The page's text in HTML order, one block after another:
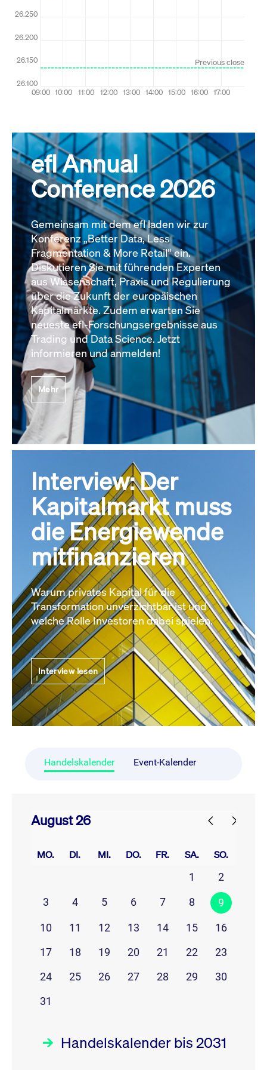
efl Annual
Conference 2026
Gemeinsam mit dem efl laden wir zur
Konferenz „Better Data, Less
Fragmentation & More Retail“ ein.
Diskutieren Sie mit führenden Experten
aus Wissenschaft, Praxis und Regulierung
über die Zukunft der europäischen
Kapitalmärkte. Zudem erwarten Sie
neueste efl-Forschungsergebnisse aus
Trading und Data Science. Jetzt
informieren und anmelden!
Mehr
Interview: Der
Kapitalmarkt muss
die Energiewende
mitfinanzieren
Warum privates Kapital für die
Transformation unverzichtbar ist und
welche Rolle Investoren dabei spielen.
Interview lesen
Handelskalender Event-Kalender
August 26
MO. DI. MI. DO. FR. SA. SO.
1
2
3
4 5 6 7 8 9
10 11 12 13 14 15
16
17
18 19 20 21 22
23
24
25 26 27 28 29
30
31
Handelskalender bis 2031